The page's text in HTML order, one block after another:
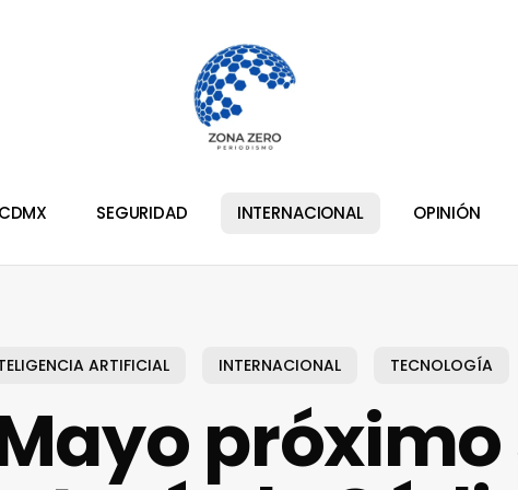
CDMX SEGURIDAD INTERNACIONAL OPINIÓN
ARTIFICIAL INTERNACIONAL TECNOLOGÍA
próximo